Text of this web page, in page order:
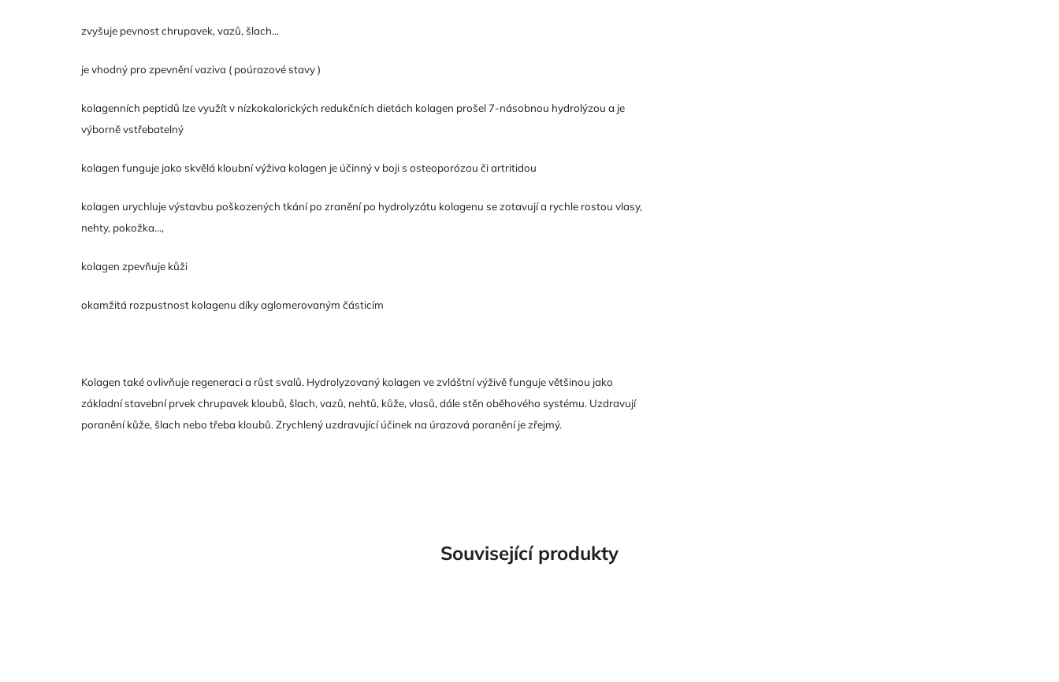
zvyšuje pevnost chrupavek, vazů, šlach...
je vhodný pro zpevnění vaziva ( poúrazové stavy )
kolagenních peptidů lze využít v nízkokalorických redukčních dietách kolagen prošel 7-násobnou hydrolýzou a je
výborně vstřebatelný
kolagen funguje jako skvělá kloubní výživa kolagen je účinný v boji s osteoporózou či artritidou
kolagen urychluje výstavbu poškozených tkání po zranění po hydrolyzátu kolagenu se zotavují a rychle rostou vlasy,
nehty, pokožka...,
kolagen zpevňuje kůži
okamžitá rozpustnost kolagenu díky aglomerovaným částicím
Kolagen také ovlivňuje regeneraci a růst svalů. Hydrolyzovaný kolagen ve zvláštní výživě funguje většinou jako
základní stavební prvek chrupavek kloubů, šlach, vazů, nehtů, kůže, vlasů, dále stěn oběhového systému. Uzdravují
poranění kůže, šlach nebo třeba kloubů. Zrychlený uzdravující účinek na úrazová poranění je zřejmý.
Související produkty